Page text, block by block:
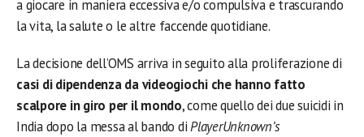
a giocare in maniera eccessiva e/o compulsiva e trascurando
la vita, la salute o le altre faccende quotidiane.
La decisione dell’OMS arriva in seguito alla proliferazione di
casi di dipendenza da videogiochi che hanno fatto
scalpore in giro per il mondo, come quello dei due suicidi in
India dopo la messa al bando diPlayerUnknown’s